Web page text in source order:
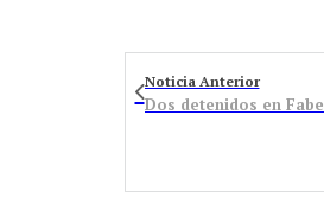
Noticia Anterior
Dos detenidos en